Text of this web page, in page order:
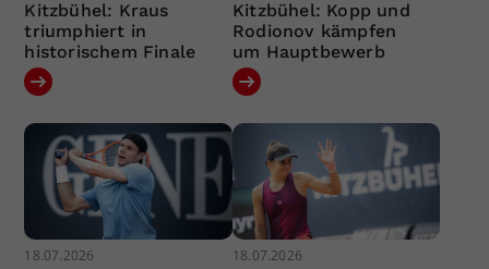
Kitzbühel: Kraus
triumphiert in
historischem Finale
Kitzbühel: Kopp und
Rodionov kämpfen
um Hauptbewerb
18.07.2026 18.07.2026